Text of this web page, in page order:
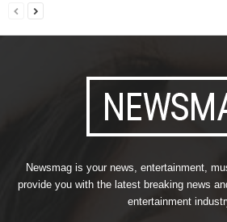
Newsmag is your news, entertainment,
provide you with the latest breaking news
entertainment